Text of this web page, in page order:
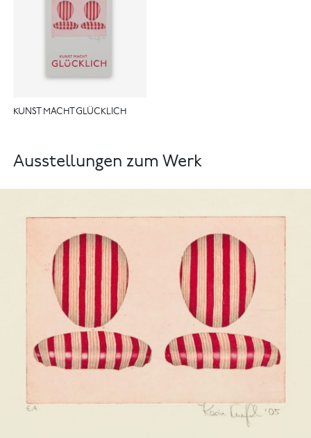
KUNST MACHT GLÜCKLICH
Ausstellungen zum Werk